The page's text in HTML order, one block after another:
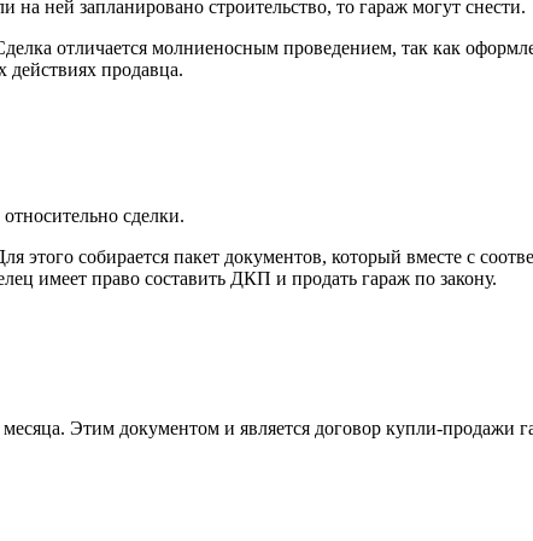
ней запланировано строительство, то гараж могут снести.
отличается молниеносным проведением, так как
действиях продавца.
сделки.
этого собирается пакет документов, который вместе с
имеет право составить ДКП и продать гараж по закону.
Этим документом и является договор купли-продажи